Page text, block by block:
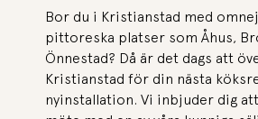
Bor du i Kristianstad med
pittoreska platser som Åhus,
Önnestad? Då är det dags att
Kristianstad för din nästa
nyinstallation. Vi inbjuder dig